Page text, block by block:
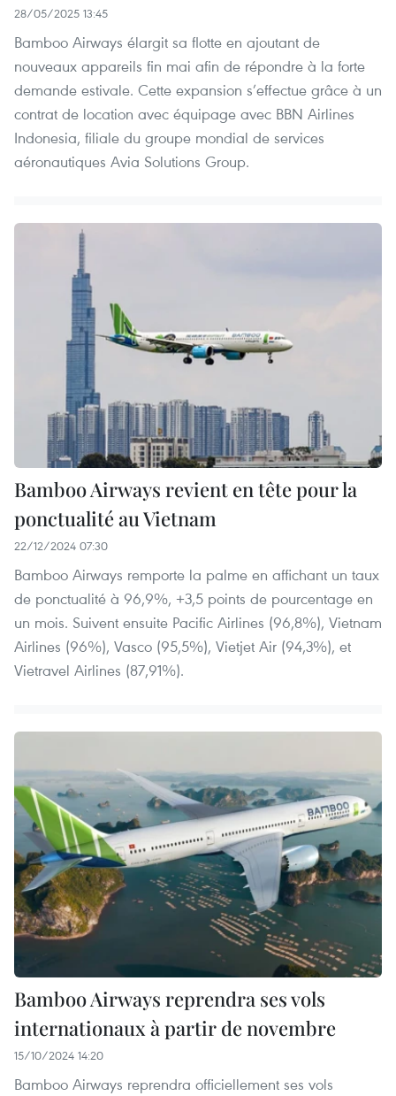
28/05/2025 13:45
Bamboo Airways élargit sa flotte en ajoutant de
nouveaux appareils fin mai afin de répondre à la forte
demande estivale. Cette expansion s’effectue grâce à un
contrat de location avec équipage avec BBN Airlines
Indonesia, filiale du groupe mondial de services
aéronautiques Avia Solutions Group.
Bamboo Airways revient en tête pour la
ponctualité au Vietnam
22/12/2024 07:30
Bamboo Airways remporte la palme en affichant un taux
de ponctualité à 96,9%, +3,5 points de pourcentage en
un mois. Suivent ensuite Pacific Airlines (96,8%), Vietnam
Airlines (96%), Vasco (95,5%), Vietjet Air (94,3%), et
Vietravel Airlines (87,91%).
Bamboo Airways reprendra ses vols
internationaux à partir de novembre
15/10/2024 14:20
Bamboo Airways reprendra officiellement ses vols